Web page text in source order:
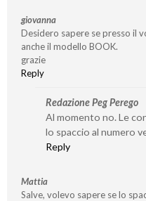
giovanna
Desidero sapere se presso il
anche il modello BOOK.
grazie
Reply
Redazione Peg Perego
Al momento no. Le
lo spaccio al numero
Reply
Mattia
Salve, volevo sapere se lo